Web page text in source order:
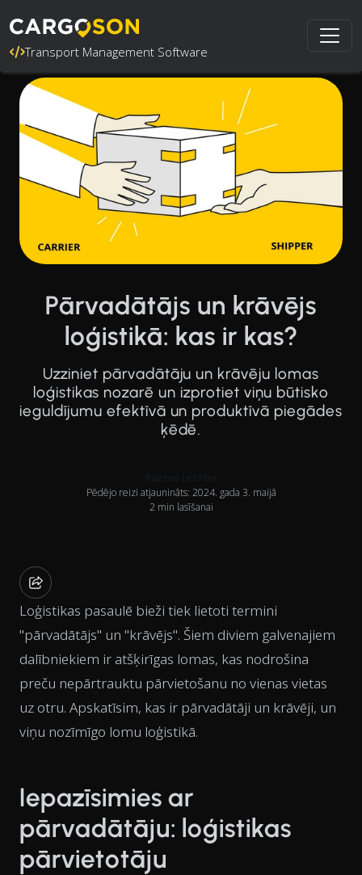
Transport Management Software
Pārvadātājs un krāvējs
loģistikā: kas ir kas?
Uzziniet pārvadātāju un krāvēju lomas
loģistikas nozarē un izprotiet viņu būtisko
ieguldījumu efektīvā un produktīvā piegādes
ķēdē.
Rasmus Leichter
Pēdējo reizi atjaunināts: 2024. gada 3. maijā
2 min lasīšanai
Loģistikas pasaulē bieži tiek lietoti termini
"pārvadātājs" un "krāvējs". Šiem diviem galvenajiem
dalībniekiem ir atšķirīgas lomas, kas nodrošina
preču nepārtrauktu pārvietošanu no vienas vietas
uz otru. Apskatīsim, kas ir pārvadātāji un krāvēji, un
viņu nozīmīgo lomu loģistikā.
Iepazīsimies ar
pārvadātāju: loģistikas
pārvietotāju